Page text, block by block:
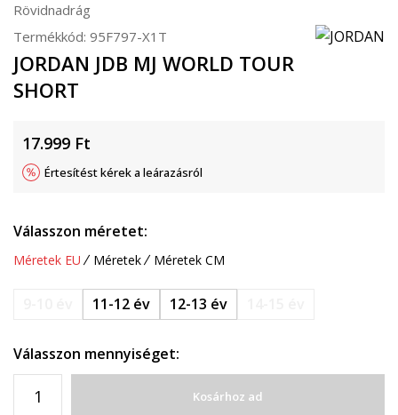
Rövidnadrág
Termékkód: 95F797-X1T
JORDAN JDB MJ WORLD TOUR
SHORT
17.999 Ft
Értesítést kérek a leárazásról
Válasszon méretet:
Méretek EU Méretek Méretek CM
11-12 év 12-13 év
Válasszon mennyiséget:
Kosárhoz ad